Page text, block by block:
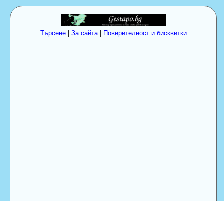
Търсене| За сайта| Поверителност и бисквитки